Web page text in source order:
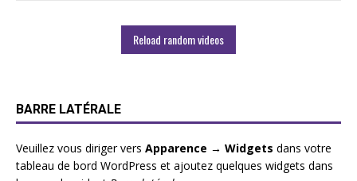
Reload random videos
BARRE LATÉRALE
Veuillez vous diriger vers Apparence → Widgets dans votre
tableau de bord WordPress et ajoutez quelques widgets dans